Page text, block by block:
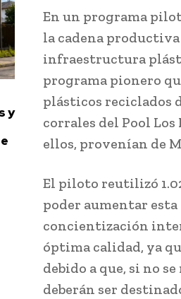
y
En un programa
la cadena
infraestructura
programa pionero
plásticos reciclados
corrales del Pool Los
ellos, provenían de
El piloto reutilizó
poder aumentar
concientización
óptima calidad, ya
debido a que, si no
deberán ser